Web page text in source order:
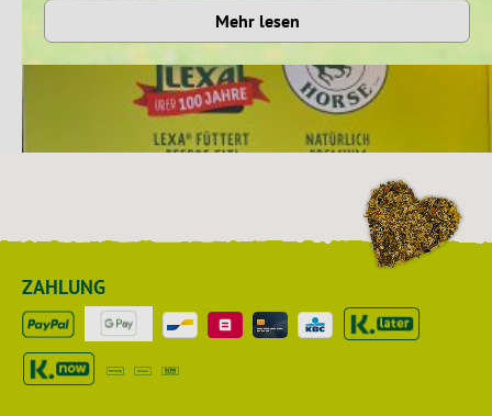
Mehr lesen
Impressionen unserer letzten Messe
26. Februar 2024
ALEXA und Ihr Team im Messefieber! Hier geht´s zur
ZAHLUNG